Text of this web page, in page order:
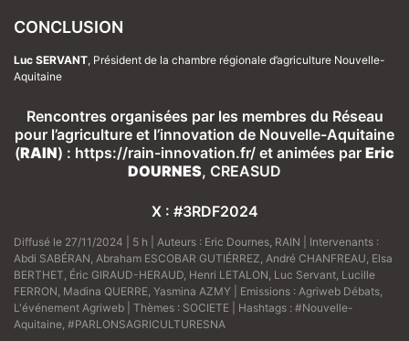
CONCLUSION
Luc SERVANT, Président de la chambre régionale d’agriculture Nouvelle-
Aquitaine
Rencontres organisées par les membres du Réseau
pour l’agriculture et l’innovation de Nouvelle-Aquitaine
(RAIN) : https://rain-innovation.fr/ et animées par Eric
DOURNES, CREASUD
X : #3RDF2024
Diffusé le 27/11/2024 | 5 h | Auteurs : Eric Dournes RAIN | Intervenants :
Abdi SABÉRAN Abraham ESCOBAR GUTIÉRREZ André CHANFREAU Elsa
BERTHET Éric GIRAUD-HERAUD Henri LETALON Luc Servant Lucille
FERRON Madina QUERRE Yasmina AZMY | Emissions : Agriweb Débats
L'événement Agriweb | Thèmes : SOCIETE | Hashtags : #Nouvelle-
Aquitaine #PARLONSAGRICULTURESNA